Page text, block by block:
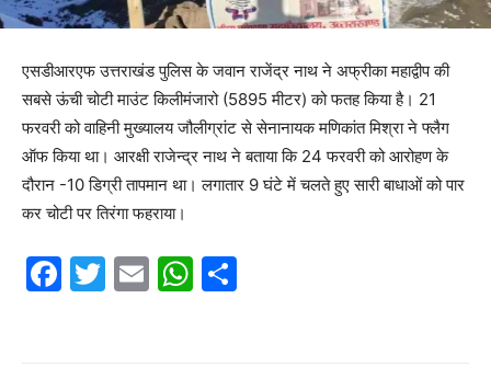
एसडीआरएफ उत्तराखंड पुलिस के जवान राजेंद्र नाथ ने अफ्रीका महाद्वीप की
सबसे ऊंची चोटी माउंट किलीमंजारो (5895 मीटर) को फतह किया है। 21
फरवरी को वाहिनी मुख्यालय जौलीग्रांट से सेनानायक मणिकांत मिश्रा ने फ्लैग
ऑफ किया था। आरक्षी राजेन्द्र नाथ ने बताया कि 24 फरवरी को आरोहण के
दौरान -10 डिग्री तापमान था। लगातार 9 घंटे में चलते हुए सारी बाधाओं को पार
कर चोटी पर तिरंगा फहराया।
F
T
E
W